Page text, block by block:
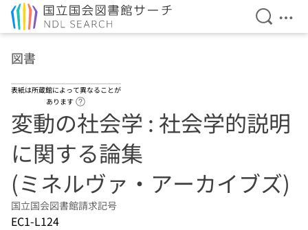
検索を
メ
図書
表紙は所蔵館によって異なることが
あります
変動の社会学 : 社会学的説明
に関する論集
(ミネルヴァ・アーカイブズ)
国立国会図書館請求記号
EC1-L124